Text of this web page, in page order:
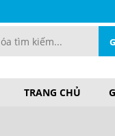
TRANG CHỦ